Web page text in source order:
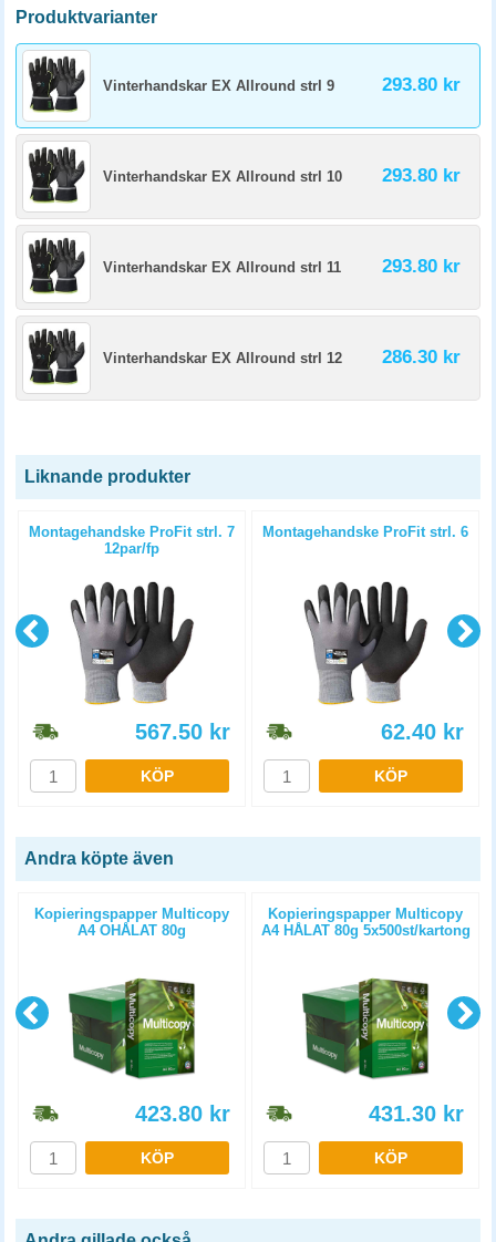
Produktvarianter
Vinterhandskar EX Allround strl 9 293.80 kr
Vinterhandskar EX Allround strl 10 293.80 kr
Vinterhandskar EX Allround strl 11 293.80 kr
Vinterhandskar EX Allround strl 12 286.30 kr
Liknande produkter
Montagehandske ProFit strl. 7
12par/fp
567.50 kr
KÖP
Montagehandske ProFit strl. 6
62.40 kr
KÖP
Andra köpte även
Kopieringspapper Multicopy
A4 OHÅLAT 80g
423.80 kr
KÖP
Kopieringspapper Multicopy
A4 HÅLAT 80g 5x500st/kartong
431.30 kr
KÖP